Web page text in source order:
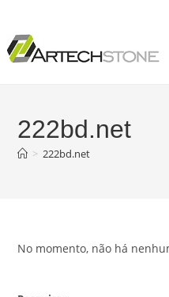
222bd.net
> 222bd.net
No momento, não há